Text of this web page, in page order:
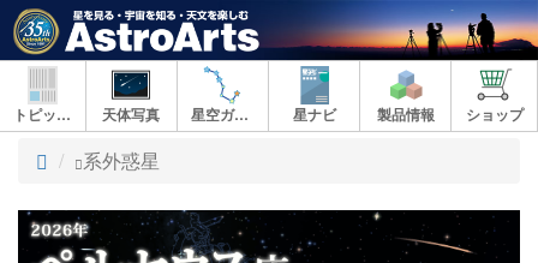
トピックス 天体写真 星空ガイド 星ナビ 製品情報 ショップ
ト
プ
系外惑星